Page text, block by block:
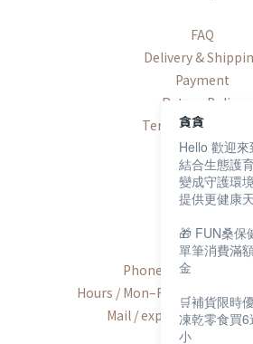
FAQ
Delivery &
Payment
Return Policy
Terms & Conditions
Contact
Phone / +886-2-2600-
Hours / Mon–Fri, 9:00 AM–6:00
Mail /
貪貪
Hello 歡迎來
結合生態護
變成守護環
提供更健康
🎁 FUN桑保
單筆消費滿
金
🛒補貨限時
凍乾零食買
小